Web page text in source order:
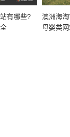
有哪些?
澳洲海
母婴类